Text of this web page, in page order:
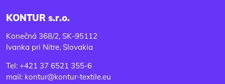
KONTUR s.r.o.
Konečná 368/2, SK-95112
Ivanka pri Nitre, Slovakia
Tel: +421 37 6521 355-6
mail: kontur@kontur-textile.eu